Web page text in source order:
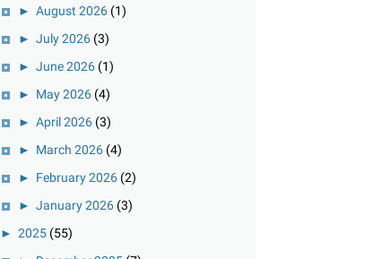
► August 2026 (1)
► July 2026 (3)
► June 2026 (1)
► May 2026 (4)
► April 2026 (3)
► March 2026 (4)
► February 2026 (2)
► January 2026 (3)
► 2025 (55)